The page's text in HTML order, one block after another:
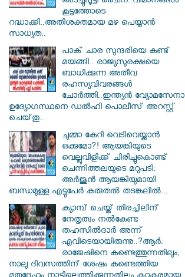
കൂട്ടത്തോടെ
റദ്ധാക്കി..അതിശക്തമായ മഴ പെയ്യാൻ
സാധ്യത..
പാക് ചാര സുന്ദരിയെ കണ്ട്
മയങ്ങി.. രാജ്യസുരക്ഷയെ
ബാധിക്കുന്ന അതീവ
രഹസ്യവിവരങ്ങൾ
ചോർത്തി..ഇന്ത്യൻ വ്യോമസേനാ
ഉദ്യോഗസ്ഥനെ ഡൽഹി പൊലീസ് അറസ്റ്റ്
ചെയ്‌തു..
ചുമ്മാ കേറി വെടിവെയ്ക്കാൻ
ഒക്കുമോ?! ആയങ്കിയുടെ
വെല്ലുവിളിക്ക് ചിരിച്ചുകൊണ്ട്
ചെന്നിത്തലയുടെ മറുപടി:
അർജുൻ ആയങ്കിയുമായി
ബന്ധമുള്ള എട്ടുപേർ കരുതൽ തടങ്കലിൽ...
ക്യാമ്പ് ചെയ്ത് തിരച്ചിലിന്
നേതൃത്വം നല്‍കേണ്ട
തഹസില്‍ദാര്‍ അന്ന്
എവിടെയായിരുന്നു..?ആര്‍.
രാജേഷിനെ കണ്ടെത്തുന്നതിലും,
നാലു ദിവസത്തിന് ശേഷം കണ്ടെത്തിയ